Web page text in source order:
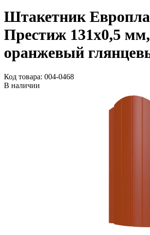
Штакетник
Престиж 131x0,5
оранжевый
Код товара: 004-0468
В наличии